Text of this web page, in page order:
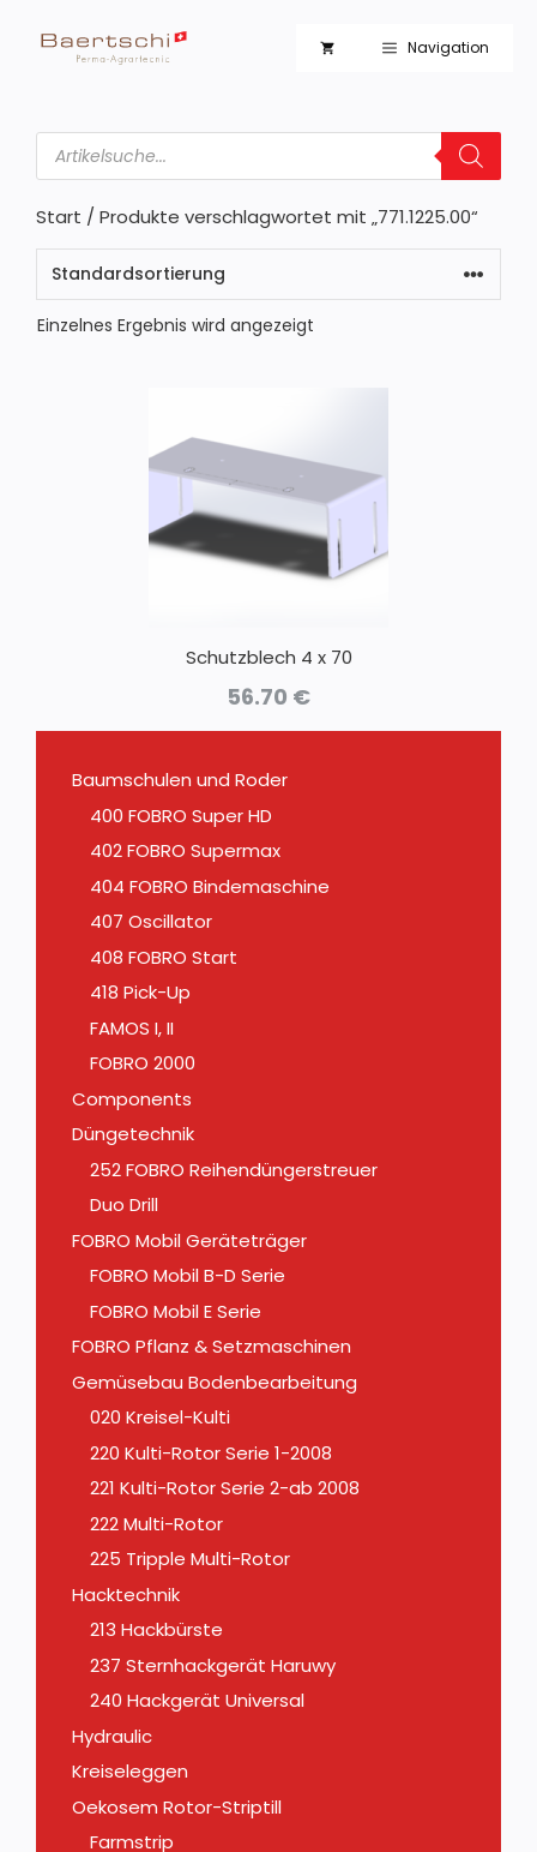
Inhalt
Navigation
Products
search
Start / Produkte verschlagwortet mit „771.1225.00“
Einzelnes Ergebnis wird angezeigt
Schutzblech 4 x 70
56.70 €
Baumschulen und Roder
400 FOBRO Super HD
402 FOBRO Supermax
404 FOBRO Bindemaschine
407 Oscillator
408 FOBRO Start
418 Pick-Up
FAMOS I, II
FOBRO 2000
Components
Düngetechnik
252 FOBRO Reihendüngerstreuer
Duo Drill
FOBRO Mobil Geräteträger
FOBRO Mobil B-D Serie
FOBRO Mobil E Serie
FOBRO Pflanz & Setzmaschinen
Gemüsebau Bodenbearbeitung
020 Kreisel-Kulti
220 Kulti-Rotor Serie 1-2008
221 Kulti-Rotor Serie 2-ab 2008
222 Multi-Rotor
225 Tripple Multi-Rotor
Hacktechnik
213 Hackbürste
237 Sternhackgerät Haruwy
240 Hackgerät Universal
Hydraulic
Kreiseleggen
Oekosem Rotor-Striptill
Farmstrip